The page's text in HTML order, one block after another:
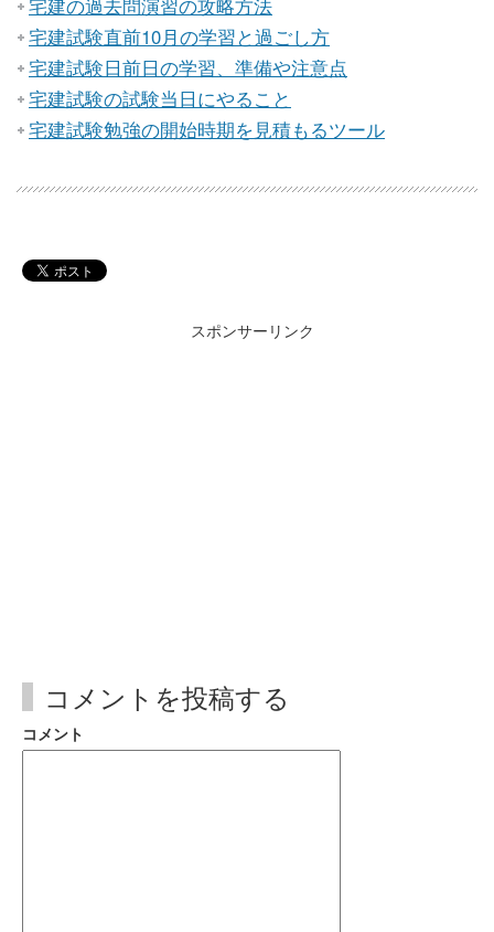
宅建の過去問演習の攻略方法
宅建試験直前10月の学習と過ごし方
宅建試験日前日の学習、準備や注意点
宅建試験の試験当日にやること
宅建試験勉強の開始時期を見積もるツール
スポンサーリンク
コメントを投稿する
コメント